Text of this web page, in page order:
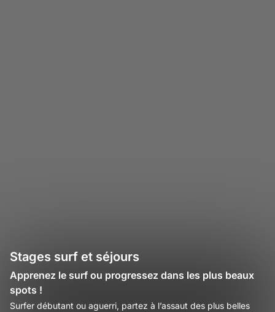
Stages surf et séjours
Apprenez le surf ou progressez dans les plus beaux
spots !
Surfer débutant ou aguerri, partez à l’assaut des plus belles